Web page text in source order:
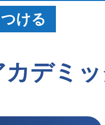
ける
カデミ